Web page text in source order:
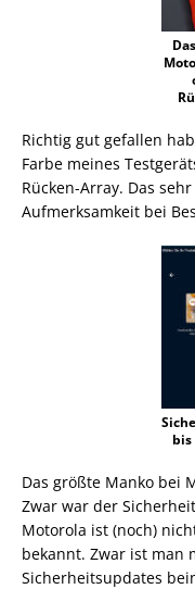
Richtig gut gefallen
Farbe meines
Rücken-Array. Das
Aufmerksamkeit bei
bis
Das größte Manko bei
Zwar war der
Motorola ist (noch)
bekannt. Zwar ist man
Sicherheitsupdates